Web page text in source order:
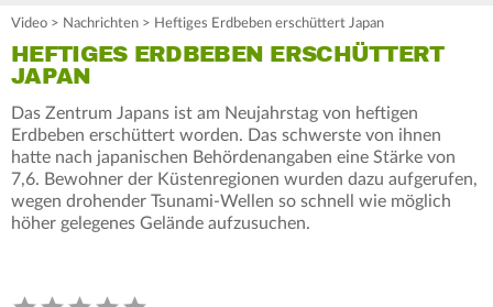
Video > Nachrichten > Heftiges Erdbeben erschüttert Japan
HEFTIGES ERDBEBEN ERSCHÜTTERT
JAPAN
Das Zentrum Japans ist am Neujahrstag von heftigen
Erdbeben erschüttert worden. Das schwerste von ihnen
hatte nach japanischen Behördenangaben eine Stärke von
7,6. Bewohner der Küstenregionen wurden dazu aufgerufen,
wegen drohender Tsunami-Wellen so schnell wie möglich
höher gelegenes Gelände aufzusuchen.